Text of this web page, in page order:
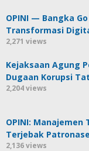
OPINI — Bangka
Transformasi
2,271 views
Kejaksaan Agung
Dugaan Korupsi
2,204 views
OPINI:
Terjebak Patronase
2,136 views